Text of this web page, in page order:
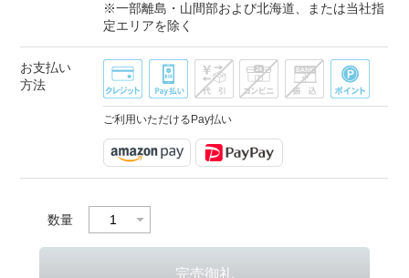
※一部離島・山間部および北海道、または当社指
定エリアを除く
お支払い
方法
ご利用いただけるPay払い
数量